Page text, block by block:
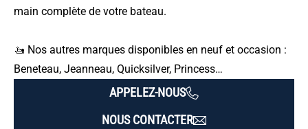
main complète de votre bateau.
🚤 Nos autres marques disponibles en neuf et occasion :
Beneteau, Jeanneau, Quicksilver, Princess…
APPELEZ-NOUS
NOUS CONTACTER